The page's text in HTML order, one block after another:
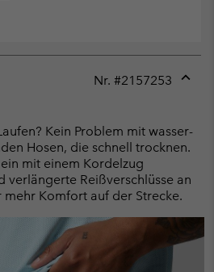
Nr. #2157253
Kein Problem mit wasser-
Hosen, die schnell trocknen.
mit einem Kordelzug
verlängerte Reißverschlüsse an
Komfort auf der Strecke.